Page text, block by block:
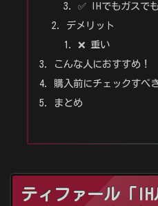
✅ IHでもガスで
デメリット
❌ 重い
こんな人におすすめ！
購入前にチェックすべ
まとめ
ティファール「